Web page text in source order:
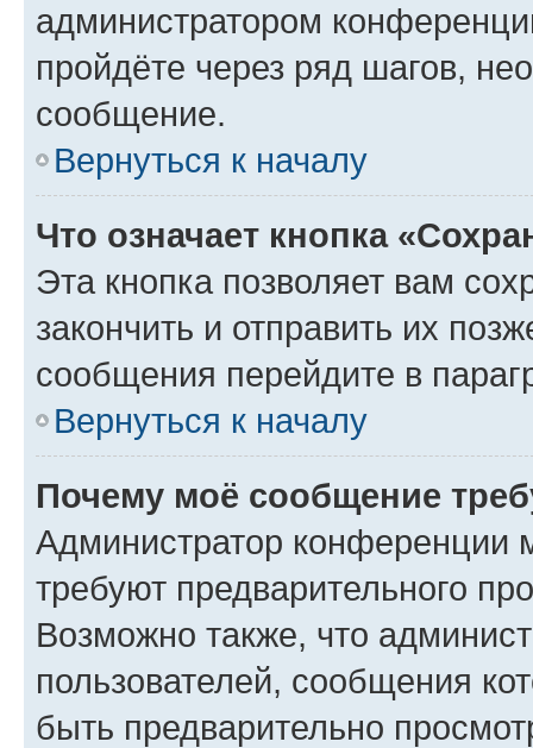
администратором
пройдёте через ряд шагов,
сообщение.
Вернуться к началу
Что означает кнопка
Эта кнопка позволяет вам
закончить и отправить их
сообщения перейдите в
Вернуться к началу
Почему моё сообщение
Администратор конференции
требуют предварительного
Возможно также, что
пользователей, сообщения
быть предварительно